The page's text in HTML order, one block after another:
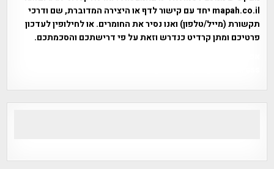
mapah.co.il יחד עם קישור לדף או היצירה המדוברת, שם ודרכי
תקשורת (מייל/טלפון) ואנו נסיר את החומרים. או לחילופין לעדכון
פרטיכם ומתן קרדיט כנדרש וזאת על פי דרישתכם והסכמתכם.